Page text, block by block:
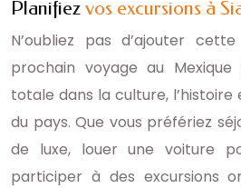
Planifiezvos excursions à
N’oubliez pas d’ajouter
prochain voyage au
totale dans la culture,
du pays. Que vous préfériez
de luxe, louer une voiture
participer à des excursions